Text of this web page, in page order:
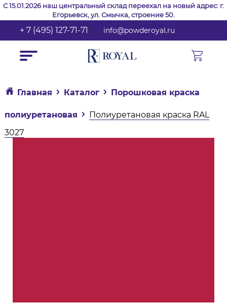
С 15.01.2026 наш центральный склад переехал на новый адрес: г.
Егорьевск, ул. Смычка, строение 50.
+ 7 (495) 127-71-71 info@powderoyal.ru
Главная Каталог Порошковая краска
полиуретановая
Полиуретановая краска RAL
3027